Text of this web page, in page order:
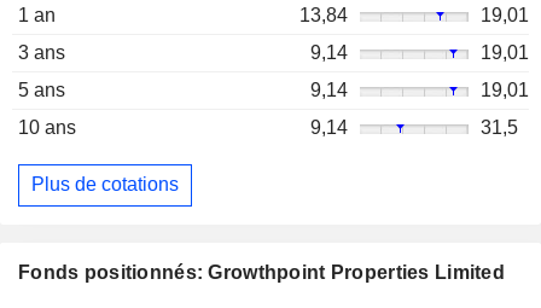
1 an
13,84
19,01
3 ans
9,14
19,01
5 ans
9,14
19,01
10 ans
9,14 31,5
Plus de cotations
Fonds positionnés: Growthpoint Properties Limited